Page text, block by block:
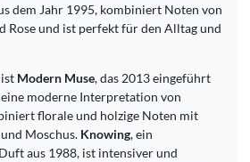
dem Jahr 1995, kombiniert Noten von
Rose und ist perfekt für den Alltag und
Modern Muse, das 2013 eingeführt
moderne Interpretation von
florale und holzige Noten mit
Moschus. Knowing, ein
aus 1988, ist intensiver und